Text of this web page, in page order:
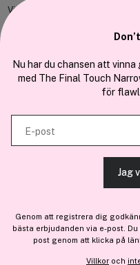
Vi använder enhetsidentifierare
och annan information från din
och analysföretag som vi
kombinera informationen med
tillhandahållit eller som de har
tjänster.
TILLÅT
VISA
En del avBrandsdal Group
Nu har du chansen att
med The Final Touch
för
E-post
Jag
Genom att registrera dig
bästa erbjudanden via e-post.
post genom att klicka på
Villkor och